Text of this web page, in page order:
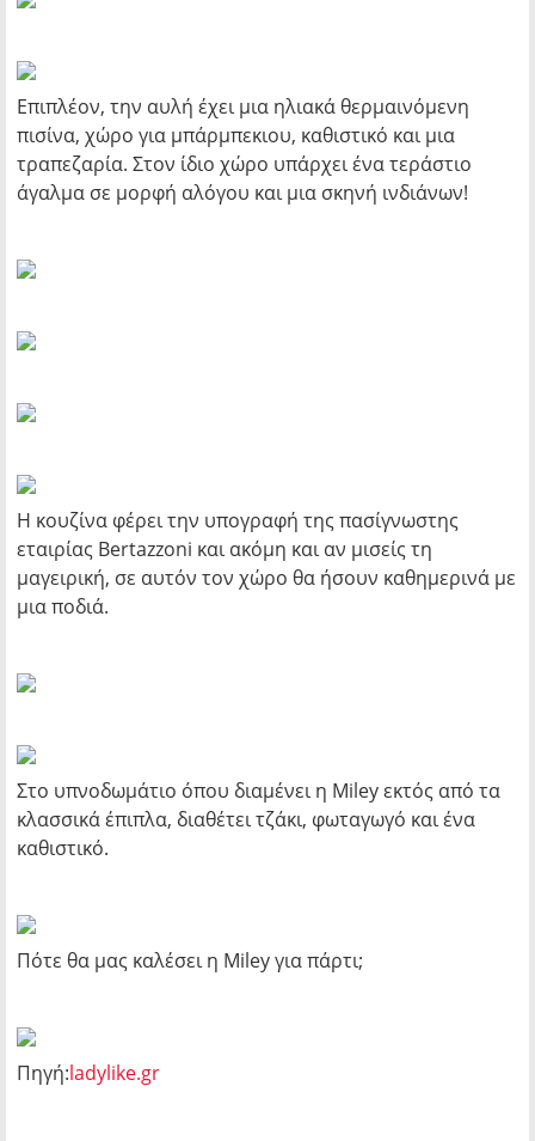
Επιπλέον, την αυλή έχει μια ηλιακά θερμαινόμενη
πισίνα, χώρο για μπάρμπεκιου, καθιστικό και μια
τραπεζαρία. Στον ίδιο χώρο υπάρχει ένα τεράστιο
άγαλμα σε μορφή αλόγου και μια σκηνή ινδιάνων!
Η κουζίνα φέρει την υπογραφή της πασίγνωστης
εταιρίας Bertazzoni και ακόμη και αν μισείς τη
μαγειρική, σε αυτόν τον χώρο θα ήσουν καθημερινά με
μια ποδιά.
Στο υπνοδωμάτιο όπου διαμένει η Miley εκτός από τα
κλασσικά έπιπλα, διαθέτει τζάκι, φωταγωγό και ένα
καθιστικό.
Πότε θα μας καλέσει η Miley για πάρτι;
Πηγή:ladylike.gr